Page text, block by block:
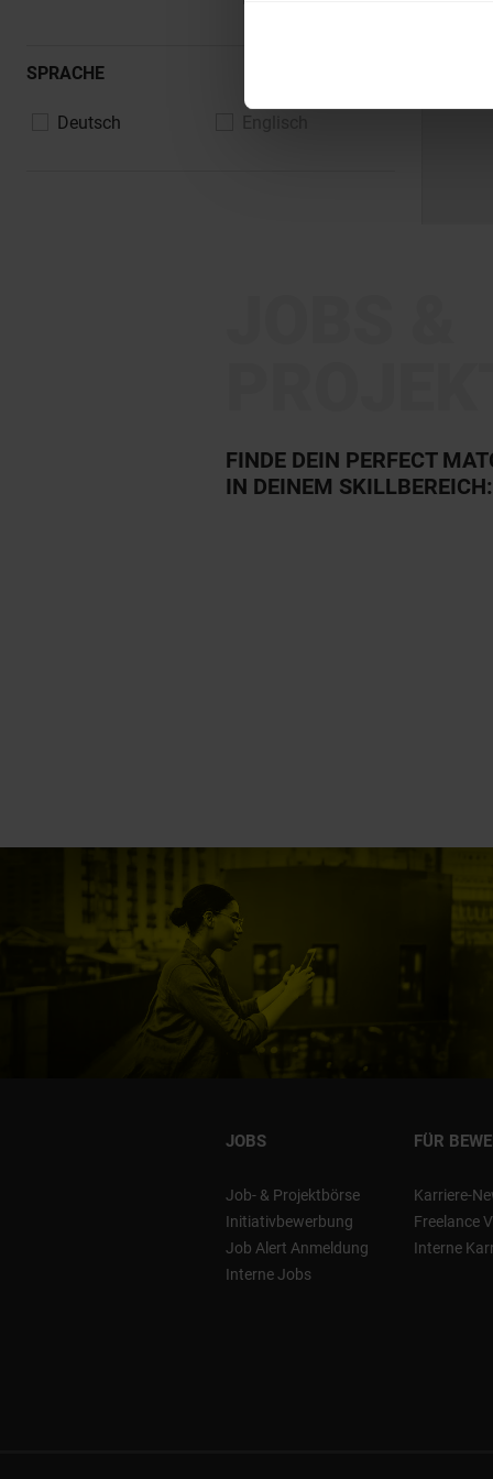
SPRACHE
Deutsch
FINDE DEIN PERFECT
IN DEINEM SKILLBEREICH:
JOBS
Job- & Projektbörse
Initiativbewerbung
Job Alert Anmeldung
Interne Jobs
FÜR
Karriere-
Freelance
Interne